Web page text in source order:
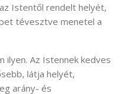
Istentől rendelt helyét,
tévesztve menetel a
ilyen. Az Istennek kedves
látja helyét,
arány- és